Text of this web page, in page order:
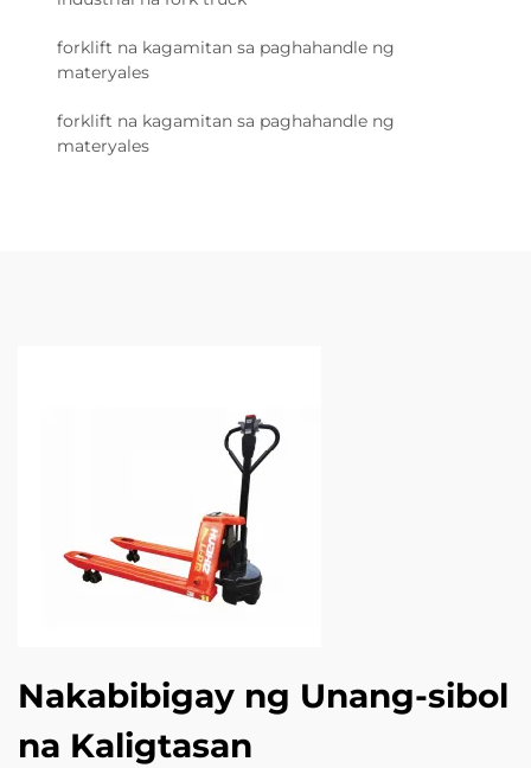
forklift na kagamitan sa paghahandle ng
materyales
forklift na kagamitan sa paghahandle ng
materyales
Nakabibigay ng Unang-sibol
na Kaligtasan